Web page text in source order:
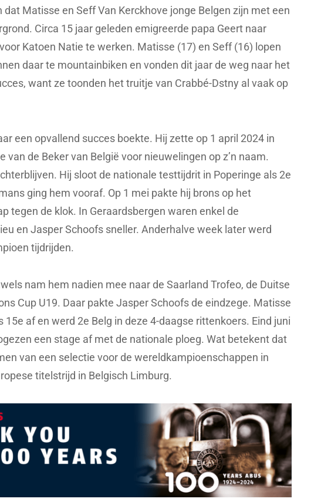
Matisse en Seff Van Kerckhove jonge Belgen zijn met een
Circa 15 jaar geleden emigreerde papa Geert naar
Katoen Natie te werken. Matisse (17) en Seff (16) lopen
daar te mountainbiken en vonden dit jaar de weg naar het
want ze toonden het truitje van Crabbé-Dstny al vaak op
een opvallend succes boekte. Hij zette op 1 april 2024 in
van de Beker van België voor nieuwelingen op z’n naam.
Hij sloot de nationale testtijdrit in Poperinge als 2e
ging hem vooraf. Op 1 mei pakte hij brons op het
tegen de klok. In Geraardsbergen waren enkel de
en Jasper Schoofs sneller. Anderhalve week later werd
tijdrijden.
nam hem nadien mee naar de Saarland Trofeo, de Duitse
Cup U19. Daar pakte Jasper Schoofs de eindzege. Matisse
15e af en werd 2e Belg in deze 4-daagse rittenkoers. Eind juni
een stage af met de nationale ploeg. Wat betekent dat
van een selectie voor de wereldkampioenschappen in
titelstrijd in Belgisch Limburg.